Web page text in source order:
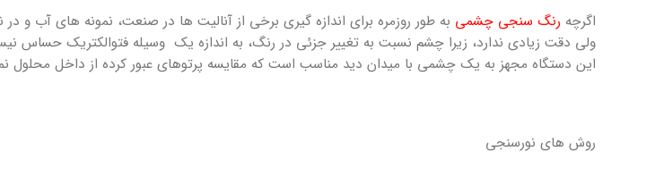
اگرچه رنگ ­سنجی چشمی به ­طور روزمره برای اندازه­ گیری برخی از آنالیت­ ها در صنعت، نمونه­ های
ولی دقت زیادی ندارد، زیرا چشم نسبت به تغییر جزئی در رنگ، به اندازه یک وسیله فتوالکتریک
این دستگاه مجهز به یک چشمی با میدان دید مناسب است که مقایسه پرتوهای عبور کرده از داخل محلول
روش­ های نورسنجی